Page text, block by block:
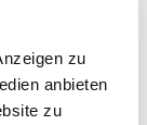
zu
anbieten
zu